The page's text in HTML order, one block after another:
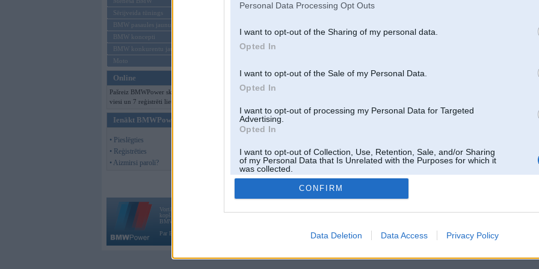
Personal Data Processing Opt Outs
I want to opt-out of the Sharing of my personal data.
Opted In
I want to opt-out of the Sale of my Personal Data.
Opted In
I want to opt-out of processing my Personal Data for Targeted
Advertising.
Opted In
I want to opt-out of Collection, Use, Retention, Sale, and/or Sharing
of my Personal Data that Is Unrelated with the Purposes for which it
was collected.
Opted Out
CONFIRM
Data Deletion Data Access Privacy Policy
Sērijveida tūnings
BMW pasaules jaunumi
BMW koncepti
BMW konkurentu jaunumi
Moto
Online
Pašreiz BMWPower skatās 125
viesi un 7 reģistrēti lietotāji.
Ienākt BMWPower
• Pieslēgties
• Reģistrēties
• Aizmirsi paroli?
Vortāls BMWPower.lv darbojas
kopš 2002. gada 14. maija. Tas nav auto klubs un nav saistīts ar
BMW AG.
Par BMWPower